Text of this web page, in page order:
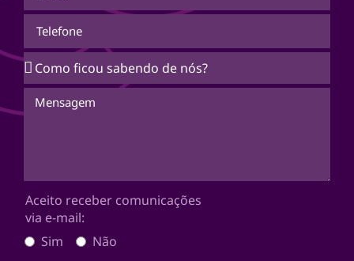
Aceito receber comunicações
via e-mail:
Sim
Não